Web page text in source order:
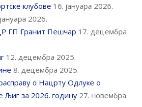
клубове 16. јануара 2026.
2026.
ГП Гранит Пешчар 17. децембра
12. децембра 2025.
8. децембра 2025.
о Нацрту Одлуке о
Љиг за 2026. годину 27. новембра